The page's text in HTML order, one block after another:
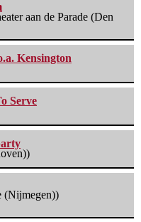
aan de Parade (Den
Kensington
Serve
(Nijmegen))